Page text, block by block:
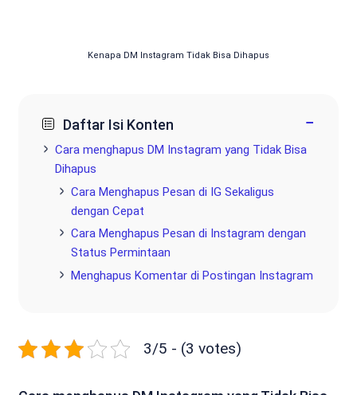
Kenapa DM Instagram Tidak Bisa Dihapus
Daftar Isi Konten −
Cara menghapus DM Instagram yang Tidak Bisa
Dihapus
Cara Menghapus Pesan di IG Sekaligus
dengan Cepat
Cara Menghapus Pesan di Instagram dengan
Status Permintaan
Menghapus Komentar di Postingan Instagram
3/5 - (3 votes)